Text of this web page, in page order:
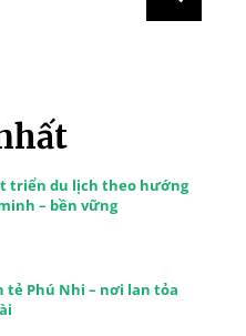
triển du lịch theo hướng
– bền vững
tẻ Phú Nhi – nơi lan tỏa